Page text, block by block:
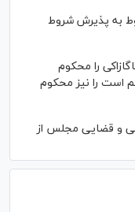
به پذیرش شروط
را محکوم
است را نیز محکوم
و قضایی مجلس از